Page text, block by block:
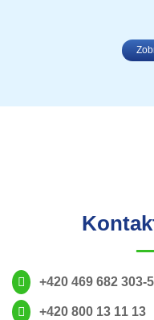
+420 469 682 303-5
+420 800 13 11 13